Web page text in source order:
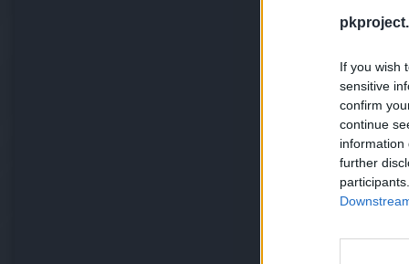
If you wish
sensitive
confirm
continue
information
further